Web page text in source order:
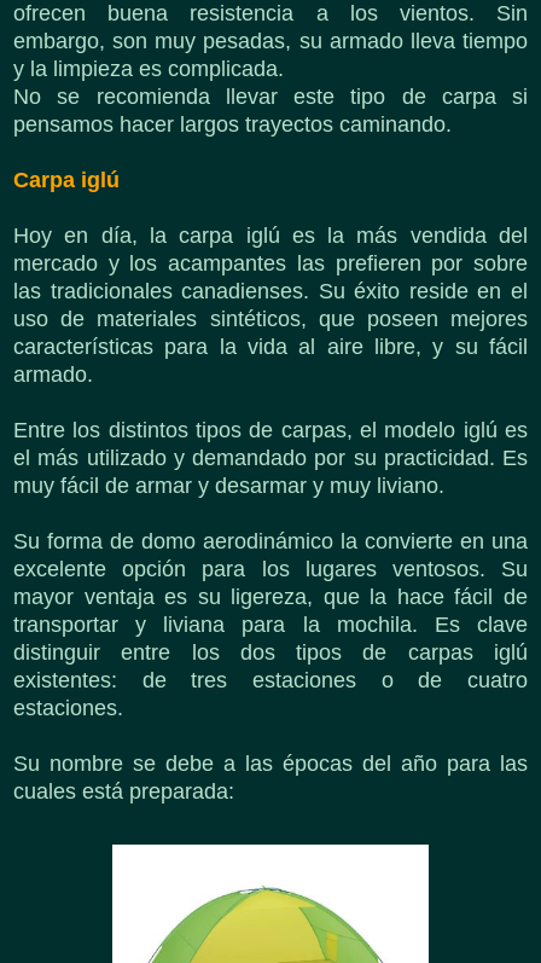
ofrecen buena resistencia a los vientos. Sin
embargo, son muy pesadas, su armado lleva tiempo
y la limpieza es complicada.
No se recomienda llevar este tipo de carpa si
pensamos hacer largos trayectos caminando.
Carpa iglú
Hoy en día, la carpa iglú es la más vendida del
mercado y los acampantes las prefieren por sobre
las tradicionales canadienses. Su éxito reside en el
uso de materiales sintéticos, que poseen mejores
características para la vida al aire libre, y su fácil
armado.
Entre los distintos tipos de carpas, el modelo iglú es
el más utilizado y demandado por su practicidad. Es
muy fácil de armar y desarmar y muy liviano.
Su forma de domo aerodinámico la convierte en una
excelente opción para los lugares ventosos. Su
mayor ventaja es su ligereza, que la hace fácil de
transportar y liviana para la mochila. Es clave
distinguir entre los dos tipos de carpas iglú
existentes: de tres estaciones o de cuatro
estaciones.
Su nombre se debe a las épocas del año para las
cuales está preparada: